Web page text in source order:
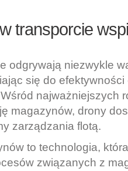
transporcie
odgrywają niezwykle
się do efektywności
najważniejszych
magazynów, drony
zarządzania flotą.
to technologia,
związanych z